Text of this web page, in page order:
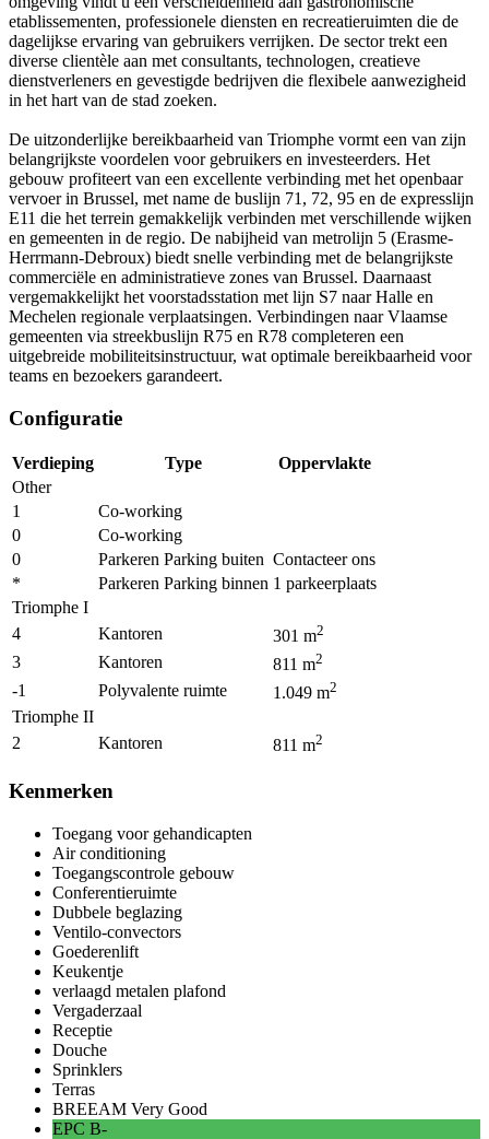
etablissementen, professionele diensten en recreatieruimten die de
dagelijkse ervaring van gebruikers verrijken. De sector trekt een
diverse clientèle aan met consultants, technologen, creatieve
dienstverleners en gevestigde bedrijven die flexibele aanwezigheid
in het hart van de stad zoeken.
De uitzonderlijke bereikbaarheid van Triomphe vormt een van zijn
belangrijkste voordelen voor gebruikers en investeerders. Het
gebouw profiteert van een excellente verbinding met het openbaar
vervoer in Brussel, met name de buslijn 71, 72, 95 en de expresslijn
E11 die het terrein gemakkelijk verbinden met verschillende wijken
en gemeenten in de regio. De nabijheid van metrolijn 5 (Erasme-
Herrmann-Debroux) biedt snelle verbinding met de belangrijkste
commerciële en administratieve zones van Brussel. Daarnaast
vergemakkelijkt het voorstadsstation met lijn S7 naar Halle en
Mechelen regionale verplaatsingen. Verbindingen naar Vlaamse
gemeenten via streekbuslijn R75 en R78 completeren een
uitgebreide mobiliteitsinstructuur, wat optimale bereikbaarheid voor
teams en bezoekers garandeert.
Configuratie
Verdieping Type
Oppervlakte
Other
1
Co-working
0
Co-working
0
Parkeren Parking buiten Contacteer ons
*
Parkeren Parking binnen 1 parkeerplaats
Triomphe I
4
Kantoren 301 m2
3 Kantoren 811 m2
-1 Polyvalente ruimte 1.049 m2
Triomphe II
2
Kantoren 811 m2
Kenmerken
Toegang voor gehandicapten
Air conditioning
Toegangscontrole gebouw
Conferentieruimte
Dubbele beglazing
Ventilo-convectors
Goederenlift
Keukentje
verlaagd metalen plafond
Vergaderzaal
Receptie
Douche
Sprinklers
Terras
BREEAM Very Good
EPC B-